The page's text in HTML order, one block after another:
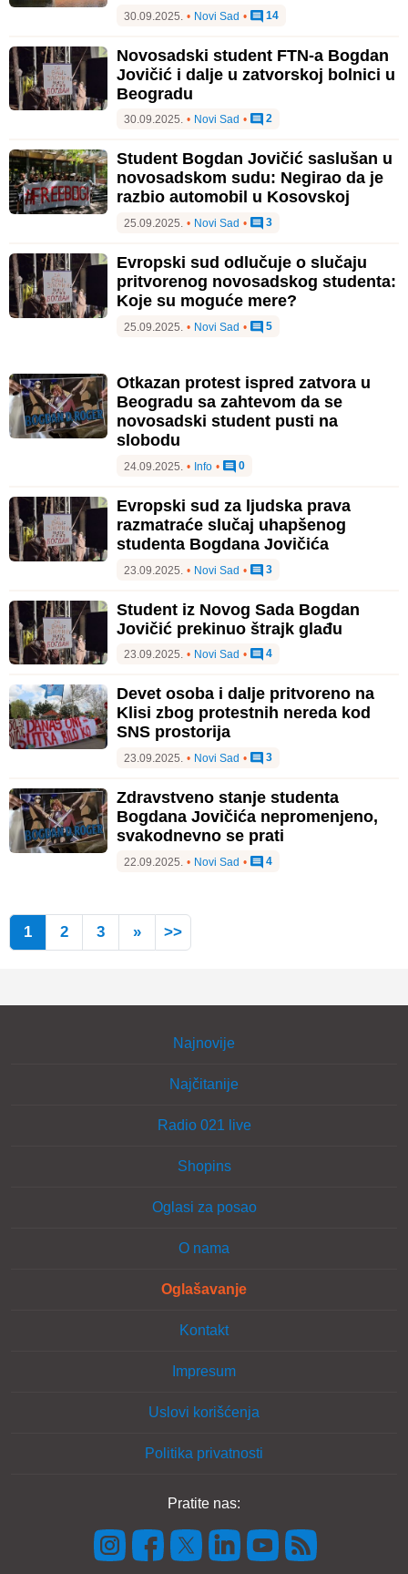
30.09.2025. • Novi Sad • 14
Novosadski student FTN-a Bogdan
Jovičić i dalje u zatvorskoj bolnici u
Beogradu
30.09.2025. • Novi Sad • 2
Student Bogdan Jovičić saslušan u
novosadskom sudu: Negirao da je
razbio automobil u Kosovskoj
25.09.2025. • Novi Sad • 3
Evropski sud odlučuje o slučaju
pritvorenog novosadskog studenta:
Koje su moguće mere?
25.09.2025. • Novi Sad • 5
Otkazan protest ispred zatvora u
Beogradu sa zahtevom da se
novosadski student pusti na
slobodu
24.09.2025. • Info • 0
Evropski sud za ljudska prava
razmatraće slučaj uhapšenog
studenta Bogdana Jovičića
23.09.2025. • Novi Sad • 3
Student iz Novog Sada Bogdan
Jovičić prekinuo štrajk glađu
23.09.2025. • Novi Sad • 4
Devet osoba i dalje pritvoreno na
Klisi zbog protestnih nereda kod
SNS prostorija
23.09.2025. • Novi Sad • 3
Zdravstveno stanje studenta
Bogdana Jovičića nepromenjeno,
svakodnevno se prati
22.09.2025. • Novi Sad • 4
1 2 3 » >>
Najnovije
Najčitanije
Radio 021 live
Shopins
Oglasi za posao
O nama
Oglašavanje
Kontakt
Impresum
Uslovi korišćenja
Politika privatnosti
Pratite nas: